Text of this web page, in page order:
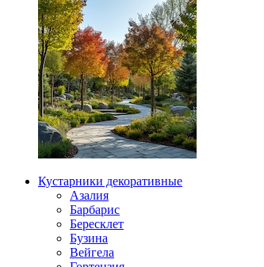
Кустарники декоративные
Азалия
Барбарис
Бересклет
Бузина
Вейгела